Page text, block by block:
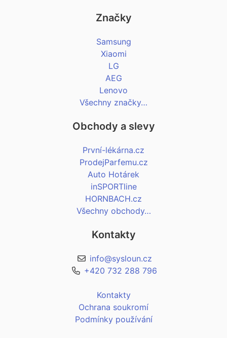
Značky
Samsung
Xiaomi
LG
AEG
Lenovo
Všechny značky…
Obchody a slevy
První-lékárna.cz
ProdejParfemu.cz
Auto Hotárek
inSPORTline
HORNBACH.cz
Všechny obchody…
Kontakty
info@sysloun.cz
+420 732 288 796
Kontakty
Ochrana soukromí
Podmínky používání